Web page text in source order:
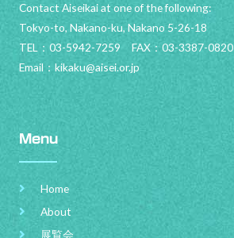
Contact Aiseikai at one of the following:
Tokyo-to, Nakano-ku, Nakano 5-26-18
TEL：03-5942-7259 FAX：03-3387-0820
Email： kikaku@aisei.or.jp
Menu
Home
About
展覧会